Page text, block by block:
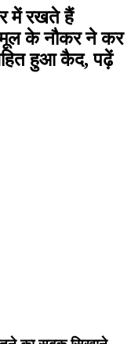
में रखते हैं
मूल के नौकर ने कर
हुआ कैद, पढ़ें